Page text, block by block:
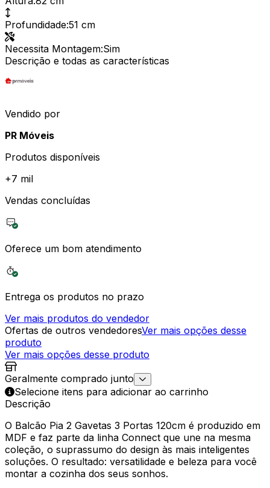
Profundidade:51 cm
Necessita Montagem:Sim
Descrição e todas as características
Vendido por
PR Móveis
Produtos disponíveis
+7 mil
Vendas concluídas
Oferece um bom atendimento
Entrega os produtos no prazo
Ver mais produtos do vendedor
Ofertas de outros vendedoresVer mais opções desse
produto
Ver mais opções desse produto
Geralmente comprado junto
Selecione itens para adicionar ao carrinho
Descrição
O Balcão Pia 2 Gavetas 3 Portas 120cm é produzido em
MDF e faz parte da linha Connect que une na mesma
coleção, o suprassumo do design às mais inteligentes
soluções. O resultado: versatilidade e beleza para você
montar a cozinha dos seus sonhos.